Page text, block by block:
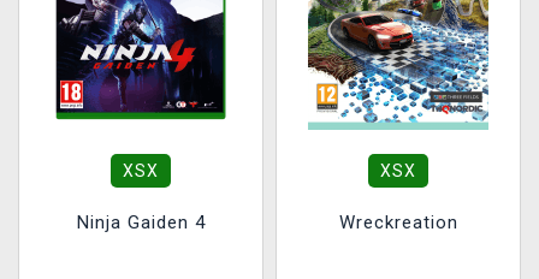
XSX
Ninja Gaiden 4
XSX
Wreckreation